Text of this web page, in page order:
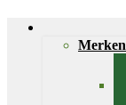
Merken